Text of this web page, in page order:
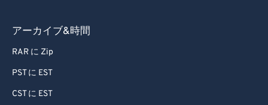
アーカイブ&時間
RAR に Zip
PST に EST
CST に EST